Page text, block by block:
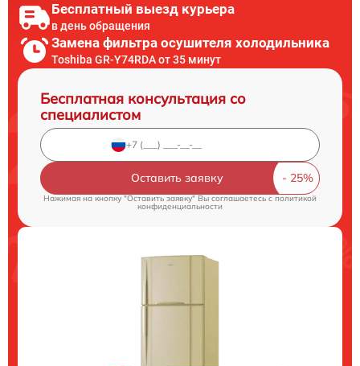
Бесплатный выезд курьера
в день обращения
Замена фильтра осушителя холодильника
Toshiba GR-Y74RDA от 35 минут
Бесплатная консультация со
специалистом
Оставить заявку
Нажимая на кнопку "Оставить заявку" Вы соглашаетесь cполитикой
конфиденциальности